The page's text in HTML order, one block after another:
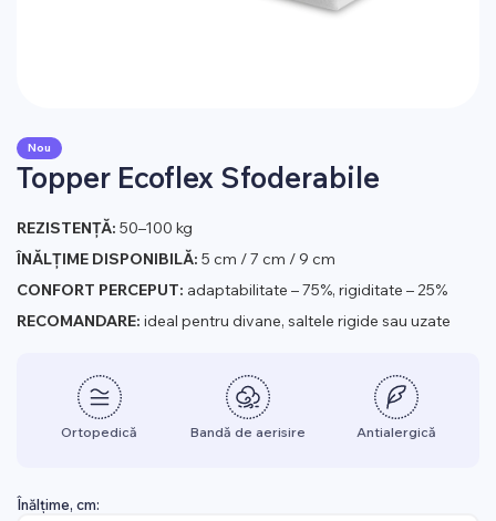
Nou
Topper Ecoflex Sfoderabile
REZISTENȚĂ: 50–100 kg
ÎNĂLȚIME DISPONIBILĂ: 5 cm / 7 cm / 9 cm
CONFORT PERCEPUT: adaptabilitate – 75%, rigiditate – 25%
RECOMANDARE: ideal pentru divane, saltele rigide sau uzate
Ortopedică Bandă de aerisire Antialergică
Înălțime, cm: